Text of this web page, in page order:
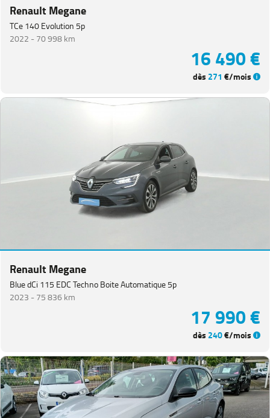
Renault Megane
TCe 140 Evolution 5p
2022 -70 998 km
16 490 €
dès 271 €/mois
Renault Megane
Blue dCi 115 EDC Techno Boite Automatique 5p
2023 -75 836 km
17 990 €
dès 240€/mois